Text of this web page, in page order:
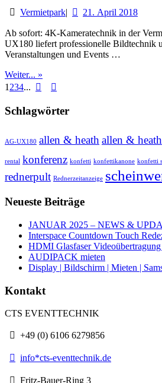
Vermietpark| 21. April 2018
Ab sofort: 4K-Kameratechnik in der
UX180 liefert professionelle Bildtechnik
Veranstaltungen und Events …
Weiter... »
1 234...
Schlagwörter
AG-UX180 allen & heathallen & heath
rental konferenz konfetti konfettikanone konfetti
rednerpult Rednerzeitanzeige
Neueste Beiträge
JANUAR 2025 – NEWS &
Interspace Countdown Touch
HDMI Glasfaser Videoübertragung
AUDIPACK mieten
Display | Bildschirm | Mieten |
Kontakt
CTS EVENTTECHNIK
+49 (0) 6106 6279856
info*cts-eventtechnik.de
Fritz-Bauer-Ring 3